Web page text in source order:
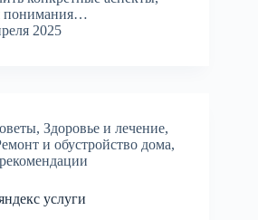
понимания…
2025
, Здоровье и лечение,
и обустройство дома,
услуги